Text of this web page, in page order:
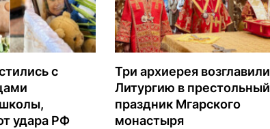
с
удара РФ
Три архиерея возглавили
Литургию в престольный
праздник Мгарского
монастыря